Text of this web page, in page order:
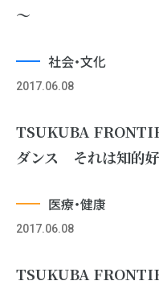
～
社会・文化
2017.06.08
TSUKUBA
ダンス それは知的
医療・健康
2017.06.08
TSUKUBA